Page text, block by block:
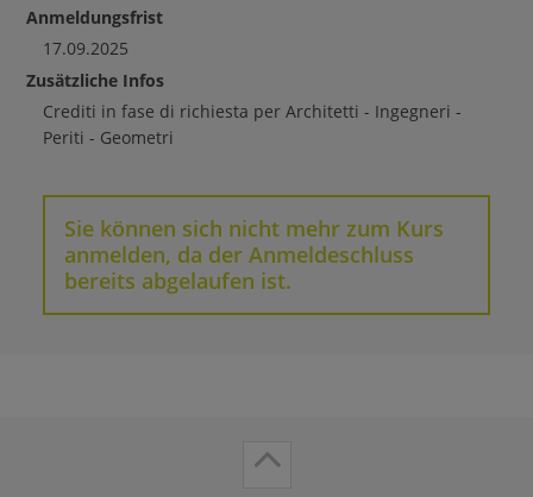
Anmeldungsfrist
17.09.2025
Zusätzliche Infos
Crediti in fase di richiesta per Architetti - Ingegneri -
Periti - Geometri
Sie können sich nicht mehr zum Kurs
anmelden, da der Anmeldeschluss
bereits abgelaufen ist.